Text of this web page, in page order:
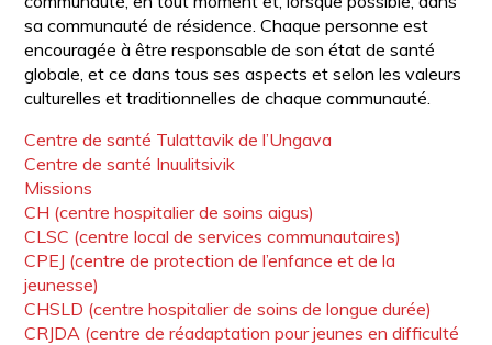
sa communauté de résidence. Chaque personne est
encouragée à être responsable de son état de santé
globale, et ce dans tous ses aspects et selon les valeurs
culturelles et traditionnelles de chaque communauté.
Centre de santé Tulattavik de l’Ungava
Centre de santé Inuulitsivik
Missions
CH (centre hospitalier de soins aigus)
CLSC (centre local de services communautaires)
CPEJ (centre de protection de l’enfance et de la
jeunesse)
CHSLD (centre hospitalier de soins de longue durée)
CRJDA (centre de réadaptation pour jeunes en difficulté